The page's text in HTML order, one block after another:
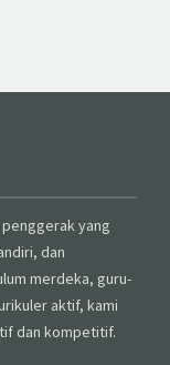
yang
dan
merdeka, guru-
aktif, kami
dan kompetitif.